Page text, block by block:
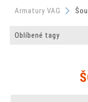
Armatury VAG
Oblíbené tagy